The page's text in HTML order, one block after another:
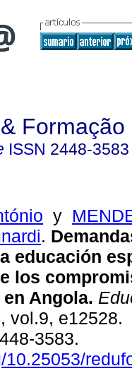
Formação
ISSN 2448-3583
y
.
educación
los
Angola.
vol.9, e12528.
3583.
10.25053/